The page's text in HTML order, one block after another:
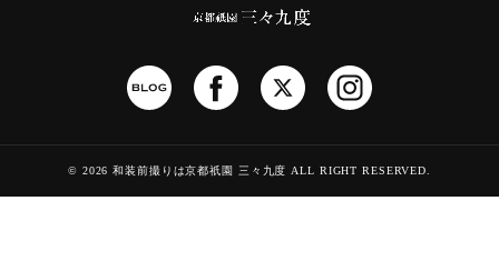
© 2026 和装前撮りは京都祇園 三々九度 ALL RIGHT RESERVED.